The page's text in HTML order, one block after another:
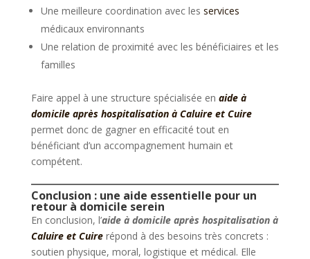
Une meilleure coordination avec les services
médicaux environnants
Une relation de proximité avec les bénéficiaires et les
familles
Faire appel à une structure spécialisée en aide à
domicile après hospitalisation à Caluire et Cuire
permet donc de gagner en efficacité tout en
bénéficiant d’un accompagnement humain et
compétent.
Conclusion : une aide essentielle pour un
retour à domicile serein
En conclusion, l’aide à domicile après hospitalisation à
Caluire et Cuirerépond à des besoins très concrets :
soutien physique, moral, logistique et médical. Elle